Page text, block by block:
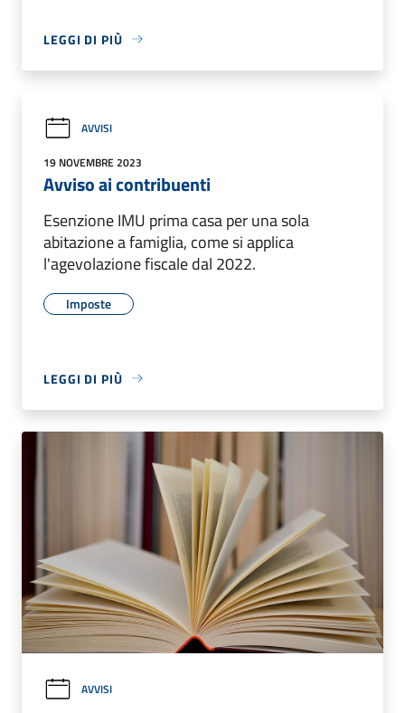
LEGGI DI PIÙ
AVVISI
19 NOVEMBRE 2023
Avviso ai contribuenti
Esenzione IMU prima casa per una sola
abitazione a famiglia, come si applica
l'agevolazione fiscale dal 2022.
Imposte
LEGGI DI PIÙ
AVVISI